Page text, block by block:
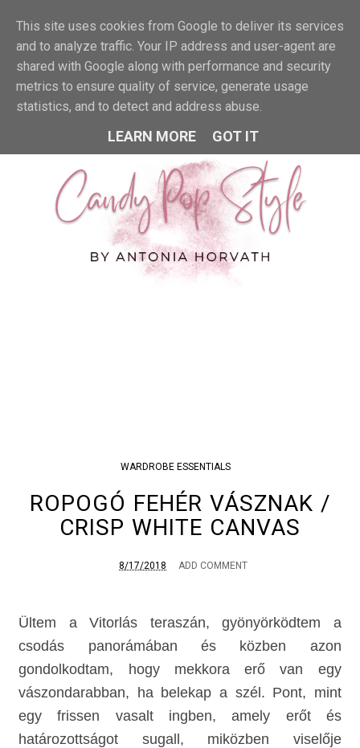
MENU
WARDROBE ESSENTIALS
ROPOGÓ FEHÉR VÁSZNAK /
CRISP WHITE CANVAS
8/17/2018 ADD COMMENT
Ültem a Vitorlás teraszán, gyönyörködtem a
csodás panorámában és közben azon
gondolkodtam, hogy mekkora erő van egy
vászondarabban, ha belekap a szél. Pont, mint
egy frissen vasalt ingben, amely erőt és
határozottságot sugall, miközben viselője
This site uses cookies from Google to deliver its services
and to analyze traffic. Your IP address and user-agent are
shared with Google along with performance and security
metrics to ensure quality of service, generate usage
statistics, and to detect and address abuse.
LEARN MORE GOT IT